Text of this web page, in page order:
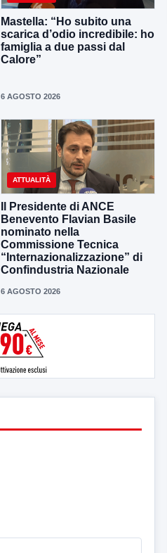
Mastella: “Ho subito una
scarica d’odio incredibile: ho
famiglia a due passi dal
Calore”
6 AGOSTO 2026
ATTUALITÀ
Il Presidente di ANCE
Benevento Flavian Basile
nominato nella
Commissione Tecnica
“Internazionalizzazione” di
Confindustria Nazionale
6 AGOSTO 2026